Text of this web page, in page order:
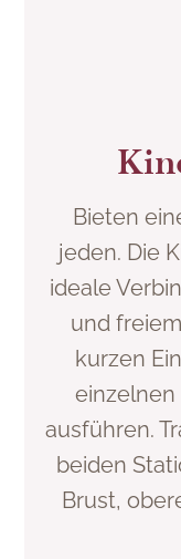
Bieten
jeden. Die
ideale
und
kurzen
ausführen.
beiden
Brust,